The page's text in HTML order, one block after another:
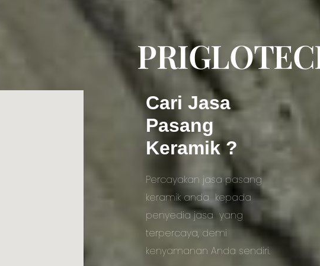
Cari Jasa
Pasang
Keramik ?
Percayakan jasa pasang
keramik anda kepada
penyedia jasa yang
terpercaya, demi
kenyamanan Anda sendiri.